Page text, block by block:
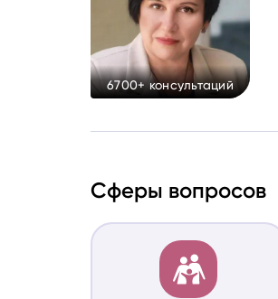
6700+ консультаций
Сферы вопросов